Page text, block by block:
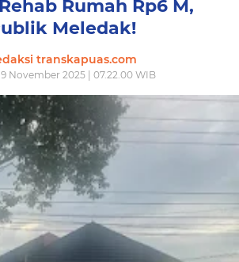
Rumah Rp6 M,
Meledak!
transkapuas.com
November 2025 | 07.22.00 WIB